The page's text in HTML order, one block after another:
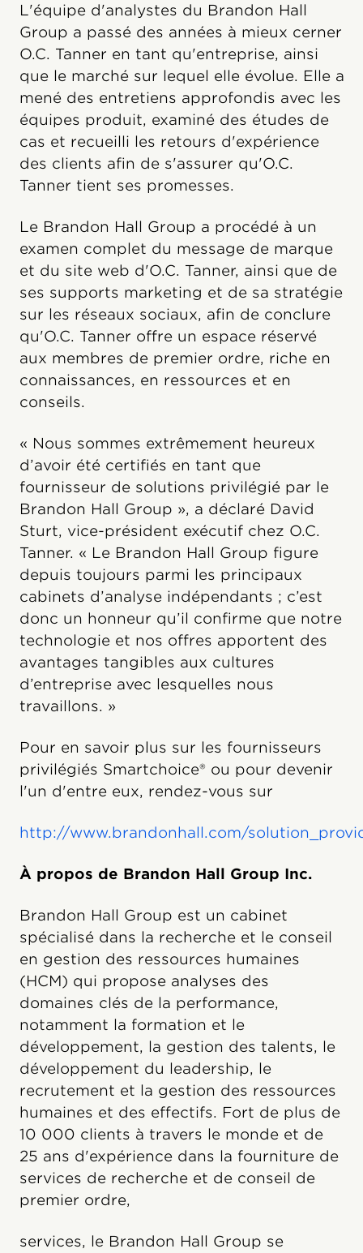
L'équipe d'analystes du Brandon Hall
Group a passé des années à mieux cerner
O.C. Tanner en tant qu'entreprise, ainsi
que le marché sur lequel elle évolue. Elle a
mené des entretiens approfondis avec les
équipes produit, examiné des études de
cas et recueilli les retours d'expérience
des clients afin de s'assurer qu'O.C.
Tanner tient ses promesses.
Le Brandon Hall Group a procédé à un
examen complet du message de marque
et du site web d'O.C. Tanner, ainsi que de
ses supports marketing et de sa stratégie
sur les réseaux sociaux, afin de conclure
qu'O.C. Tanner offre un espace réservé
aux membres de premier ordre, riche en
connaissances, en ressources et en
conseils.
« Nous sommes extrêmement heureux
d’avoir été certifiés en tant que
fournisseur de solutions privilégié par le
Brandon Hall Group », a déclaré David
Sturt, vice-président exécutif chez O.C.
Tanner. « Le Brandon Hall Group figure
depuis toujours parmi les principaux
cabinets d’analyse indépendants ; c’est
donc un honneur qu’il confirme que notre
technologie et nos offres apportent des
avantages tangibles aux cultures
d’entreprise avec lesquelles nous
travaillons. »
Pour en savoir plus sur les fournisseurs
privilégiés Smartchoice® ou pour devenir
l'un d'entre eux, rendez-vous sur
http://www.brandonhall.com/
À propos de Brandon Hall Group Inc.
Brandon Hall Group est un cabinet
spécialisé dans la recherche et le conseil
en gestion des ressources humaines
(HCM) qui propose analyses des
domaines clés de la performance,
notamment la formation et le
développement, la gestion des talents, le
développement du leadership, le
recrutement et la gestion des ressources
humaines et des effectifs. Fort de plus de
10 000 clients à travers le monde et de
25 ans d'expérience dans la fourniture de
services de recherche et de conseil de
premier ordre,
services, le Brandon Hall Group se